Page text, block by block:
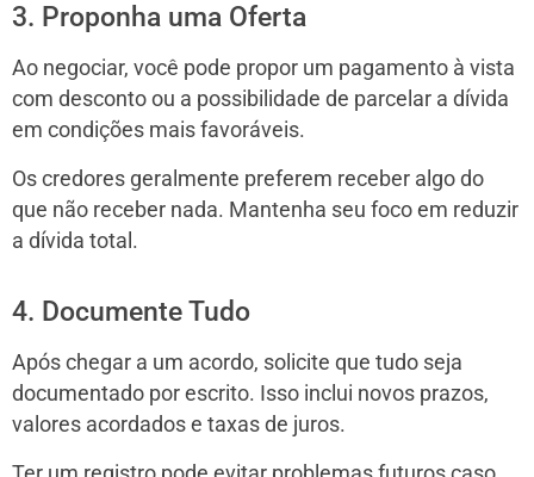
3. Proponha uma Oferta
Ao negociar, você pode propor um pagamento à vista
com desconto ou a possibilidade de parcelar a dívida
em condições mais favoráveis.
Os credores geralmente preferem receber algo do
que não receber nada. Mantenha seu foco em reduzir
a dívida total.
4. Documente Tudo
Após chegar a um acordo, solicite que tudo seja
documentado por escrito. Isso inclui novos prazos,
valores acordados e taxas de juros.